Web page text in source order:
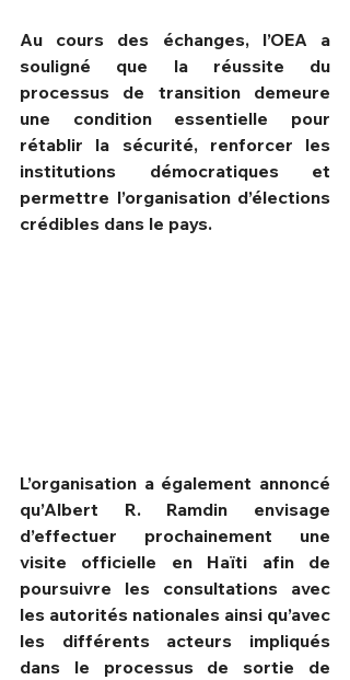
Au cours des échanges, l’OEA a
souligné que la réussite du
processus de transition demeure
une condition essentielle pour
rétablir la sécurité, renforcer les
institutions démocratiques et
permettre l’organisation d’élections
crédibles dans le pays.
L’organisation a également annoncé
qu’Albert R. Ramdin envisage
d’effectuer prochainement une
visite officielle en Haïti afin de
poursuivre les consultations avec
les autorités nationales ainsi qu’avec
les différents acteurs impliqués
dans le processus de sortie de